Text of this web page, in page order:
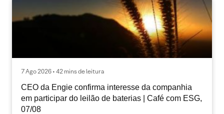
7 Ago 2026 • 42 mins de leitura
CEO da Engie confirma interesse da companhia
em participar do leilão de baterias | Café com ESG,
07/08